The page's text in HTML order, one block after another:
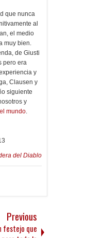
que nunca
al
el medio
muy bien.
de Giusti
pero era
y
Clausen y
siguiente
y
mundo.
del Diablo
Previous
festejo que